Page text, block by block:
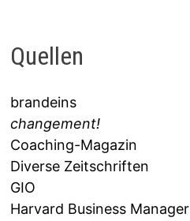
Quellen
brandeins
changement!
Coaching-Magazin
Diverse Zeitschriften
GIO
Harvard Business Manager